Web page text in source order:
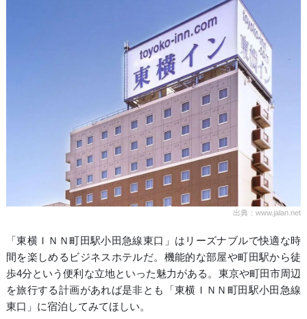
出典：www.jalan.net
「東横ＩＮＮ町田駅小田急線東口」はリーズナブルで快適な時
間を楽しめるビジネスホテルだ。機能的な部屋や町田駅から徒
歩4分という便利な立地といった魅力がある。東京や町田市周辺
を旅行する計画があれば是非とも「東横ＩＮＮ町田駅小田急線
東口」に宿泊してみてほしい。